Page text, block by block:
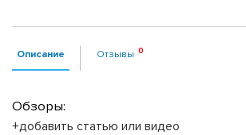
Описание Отзывы
Обзоры:
+добавить статью или видео